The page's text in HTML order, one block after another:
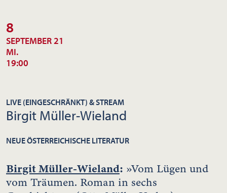
8
SEPTEMBER 21
MI.
19:00
LIVE (EINGESCHRÄNKT) & STREAM
Birgit Müller-Wieland
NEUE ÖSTERREICHISCHE LITERATUR
Birgit Müller-Wieland: »Vom Lügen und
vom Träumen. Roman in sechs